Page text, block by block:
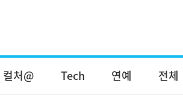
컬처@ Tech 연예 전체